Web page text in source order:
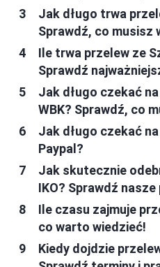
Jak długo trwa
Sprawdź, co musisz
Ile trwa przelew ze
Sprawdź
Jak długo czekać
WBK? Sprawdź, co
Jak długo czekać
Paypal?
Jak skutecznie
IKO? Sprawdź nasze
Ile czasu zajmuje
co warto wiedzieć!
Kiedy dojdzie